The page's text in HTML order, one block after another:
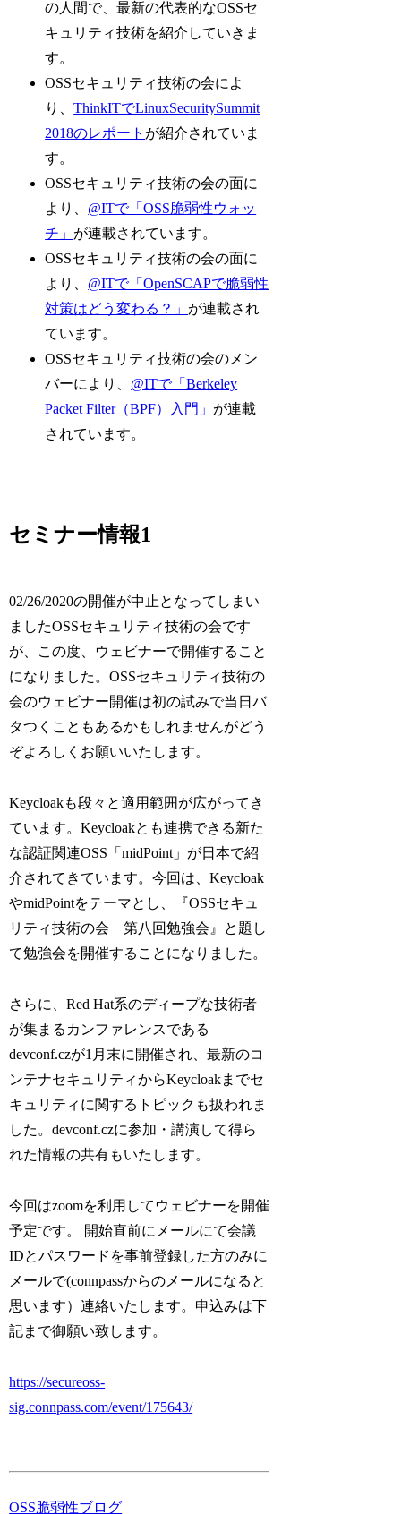
の人間で、最新の代表的なOSSセ
キュリティ技術を紹介していきま
す。
OSSセキュリティ技術の会によ
り、ThinkITでLinuxSecuritySummit
2018のレポート が紹介されていま
す。
OSSセキュリティ技術の会の面に
より、 @ITで「OSS脆弱性ウォッ
チ」 が連載されています。
OSSセキュリティ技術の会の面に
より、 @ITで「OpenSCAPで脆弱性
対策はどう変わる？」 が連載され
ています。
OSSセキュリティ技術の会のメン
バーにより、 @ITで「Berkeley
Packet Filter（BPF）入門」 が連載
されています。
セミナー情報1
02/26/2020の開催が中止となってしまい
ましたOSSセキュリティ技術の会です
が、この度、ウェビナーで開催すること
になりました。OSSセキュリティ技術の
会のウェビナー開催は初の試みで当日バ
タつくこともあるかもしれませんがどう
ぞよろしくお願いいたします。
Keycloakも段々と適用範囲が広がってき
ています。Keycloakとも連携できる新た
な認証関連OSS「midPoint」が日本で紹
介されてきています。今回は、Keycloak
やmidPointをテーマとし、『OSSセキュ
リティ技術の会 第八回勉強会』と題し
て勉強会を開催することになりました。
さらに、Red Hat系のディープな技術者
が集まるカンファレンスである
devconf.czが1月末に開催され、最新のコ
ンテナセキュリティからKeycloakまでセ
キュリティに関するトピックも扱われま
した。devconf.czに参加・講演して得ら
れた情報の共有もいたします。
今回はzoomを利用してウェビナーを開催
予定です。 開始直前にメールにて会議
IDとパスワードを事前登録した方のみに
メールで(connpassからのメールになると
思います）連絡いたします。申込みは下
記まで御願い致します。
https://secureoss-
sig.connpass.com/event/175643/
OSS脆弱性ブログ